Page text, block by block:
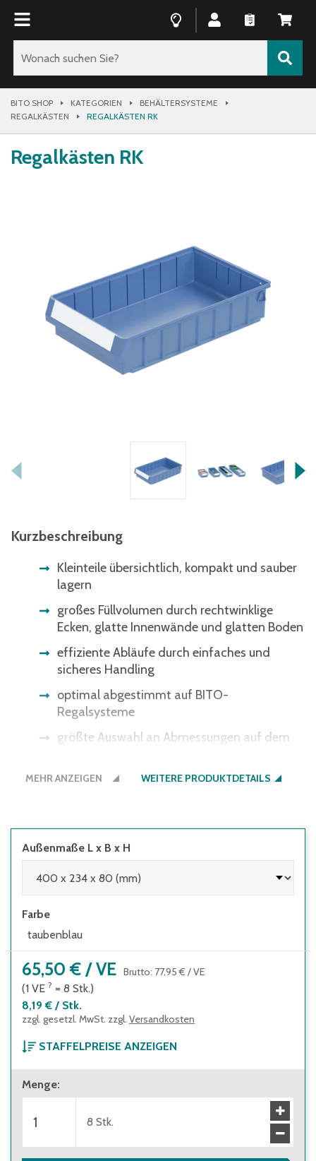
BITO SHOP KATEGORIEN
BEHÄLTERSYSTEME
REGALKÄSTEN
REGALKÄSTEN RK
Regalkästen RK
Kurzbeschreibung
Kleinteile übersichtlich, kompakt und sauber
lagern
großes Füllvolumen durch rechtwinklige
Ecken, glatte Innenwände und glatten Boden
effiziente Abläufe durch einfaches und
sicheres Handling
optimal abgestimmt auf BITO-
Regalsysteme
größte Auswahl an Abmessungen auf dem
MEHR ANZEIGEN WEITERE PRODUKTDETAILS
Außenmaße L x B x H
Farbe
taubenblau
65,50 € /VE Brutto: 77,95 € /VE
(1 VE ? = 8 Stk.)
8,19 € / Stk.
zzgl. gesetzl. MwSt. zzgl. Versandkosten
STAFFELPREISE ANZEIGEN
ab 1 Verpackungseinheit
65,50 €
ab 10 Verpackungseinheiten
58,00 €
Menge:
8 Stk.